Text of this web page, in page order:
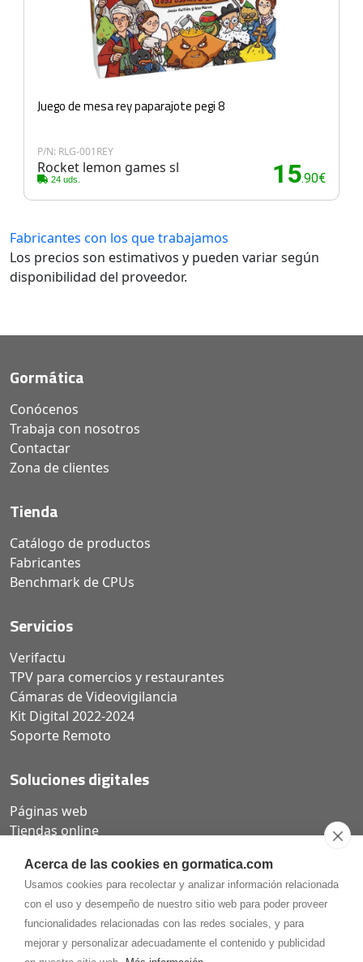
Acerca de las cookies en gormatica.com
Usamos cookies para recolectar y analizar información relacionada
con el uso y desempeño de nuestro sitio web para poder proveer
funcionalidades relacionadas con las redes sociales, y para
mejorar y personalizar adecuadamente el contenido y publicidad
Juego de mesa rey paparajote pegi 8
P/N: RLG-001REY
Rocket lemon games sl
24 uds. 15.90€
Fabricantes con los que trabajamos
Los precios son estimativos y pueden variar según
disponibilidad del proveedor.
Gormática
Conócenos
Trabaja con nosotros
Contactar
Zona de clientes
Tienda
Catálogo de productos
Fabricantes
Benchmark de CPUs
Servicios
Verifactu
TPV para comercios y restaurantes
Cámaras de Videovigilancia
Kit Digital 2022-2024
Soporte Remoto
Soluciones digitales
Páginas web
Tiendas online
975.368.262